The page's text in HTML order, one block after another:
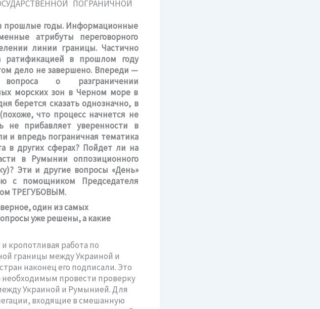
прошлые годы. Информационные
атрибуты переговорного
линии границы. Частично
ратификацией в прошлом году
дело не завершено. Впереди —
вопроса о разграничении
морских зон в Черном море в
берется сказать однозначно, в
что процесс начнется не
не прибавляет уверенности в
и впредь пограничная тематика
в других сферах? Пойдет ли на
в Румынии оппозиционного
Эти и другие вопросы «День»
с помощником Председателя
ТРЕГУБОВЫМ.
один из самых
уже решены, а какие
кропотливая работа по
границы между Украиной и
наконец его подписали. Это
необходимым провести проверку
Украиной и Румынией. Для
входящие в смешанную